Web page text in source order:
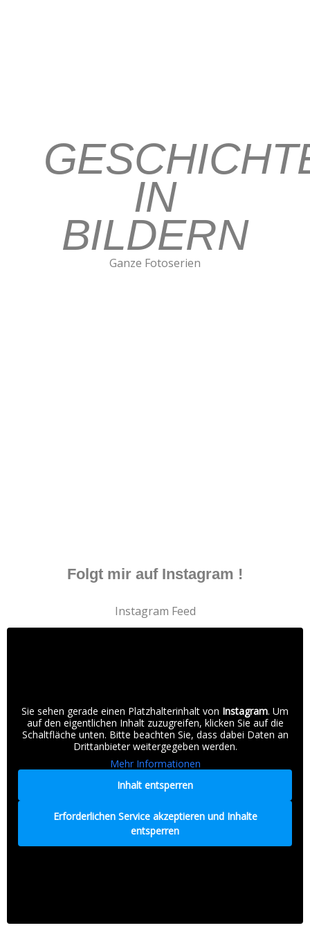
IN
BILDERN
Ganze Fotoserien
Folgt mir auf Instagram !
Instagram Feed
Sie sehen gerade einen Platzhalterinhalt von Instagram. Um
auf den eigentlichen Inhalt zuzugreifen, klicken Sie auf die
Schaltfläche unten. Bitte beachten Sie, dass dabei Daten an
Drittanbieter weitergegeben werden.
Mehr Informationen
Inhalt entsperren
Erforderlichen Service akzeptieren und Inhalte
entsperren